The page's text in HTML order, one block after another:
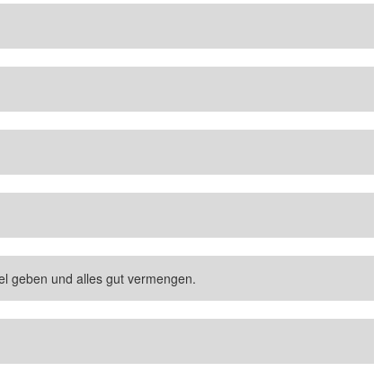
geben und alles gut vermengen.